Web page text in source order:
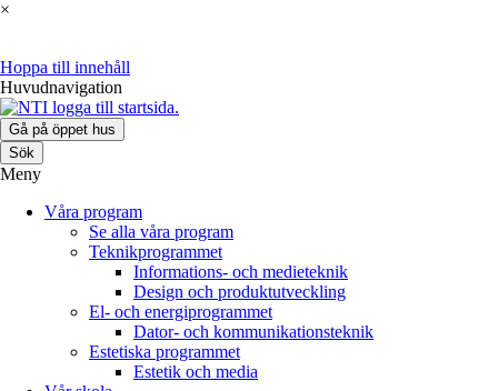
×
Hoppa till innehåll
Huvudnavigation
Gå på öppet hus
Sök
Meny
Våra program
Se alla våra program
Teknikprogrammet
Informations- och medieteknik
Design och produktutveckling
El- och energiprogrammet
Dator- och kommunikationsteknik
Estetiska programmet
Estetik och media